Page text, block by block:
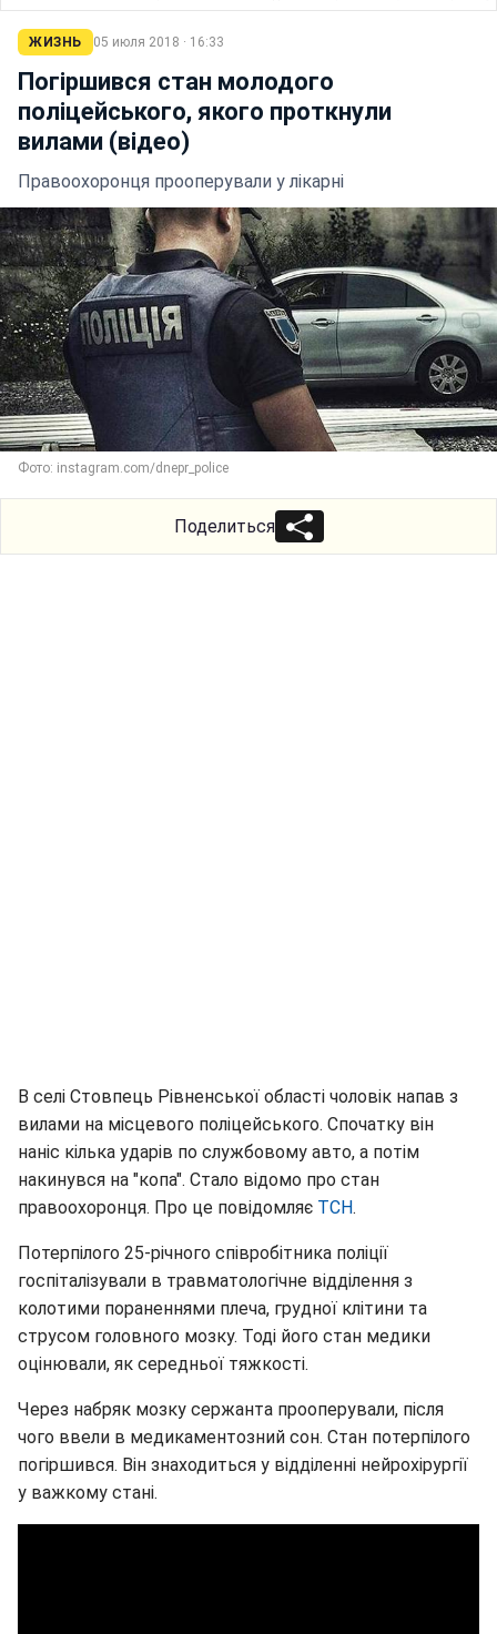
ЖИЗНЬ 05 июля 2018 · 16:33
Погіршився стан молодого
поліцейського, якого проткнули
вилами (відео)
Правоохоронця прооперували у лікарні
Фото: instagram.com/dnepr_police
Поделиться
В селі Стовпець Рівненської області чоловік напав з
вилами на місцевого поліцейського. Спочатку він
наніс кілька ударів по службовому авто, а потім
накинувся на "копа". Стало відомо про стан
правоохоронця. Про це повідомляє ТСН.
Потерпілого 25-річного співробітника поліції
госпіталізували в травматологічне відділення з
колотими пораненнями плеча, грудної клітини та
струсом головного мозку. Тоді його стан медики
оцінювали, як середньої тяжкості.
Через набряк мозку сержанта прооперували, після
чого ввели в медикаментозний сон. Стан потерпілого
погіршився. Він знаходиться у відділенні нейрохірургії
у важкому стані.